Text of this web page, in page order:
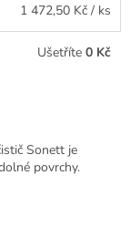
1 472,50 Kč / ks
Ušetříte 0 Kč
Sonett je
povrchy.